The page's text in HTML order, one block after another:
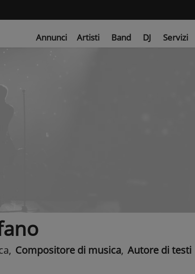
Annunci Artisti Band DJ Servizi
, Compositore di musica, Autore di testi